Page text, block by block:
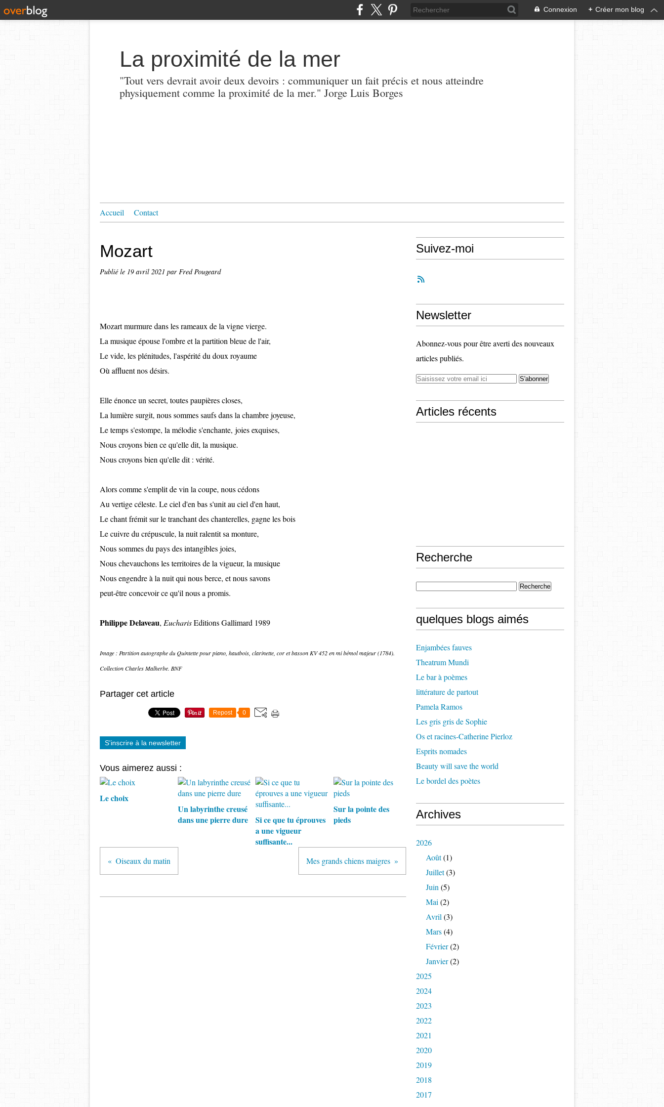
Connexion + Créer mon blog
La proximité de la mer
"Tout vers devrait avoir deux devoirs : communiquer un fait précis et nous atteindre
physiquement comme la proximité de la mer." Jorge Luis Borges
Accueil Contact
Mozart
Publié le 19 avril 2021 par Fred Pougeard
Mozart murmure dans les rameaux de la vigne vierge.
La musique épouse l'ombre et la partition bleue de l'air,
Le vide, les plénitudes, l'aspérité du doux royaume
Où affluent nos désirs.
Elle énonce un secret, toutes paupières closes,
La lumière surgit, nous sommes saufs dans la chambre joyeuse,
Le temps s'estompe, la mélodie s'enchante, joies exquises,
Nous croyons bien ce qu'elle dit, la musique.
Nous croyons bien qu'elle dit : vérité.
Alors comme s'emplit de vin la coupe, nous cédons
Au vertige céleste. Le ciel d'en bas s'unit au ciel d'en haut,
Le chant frémit sur le tranchant des chanterelles, gagne les bois
Le cuivre du crépuscule, la nuit ralentit sa monture,
Nous sommes du pays des intangibles joies,
Nous chevauchons les territoires de la vigueur, la musique
Nous engendre à la nuit qui nous berce, et nous savons
peut-être concevoir ce qu'il nous a promis.
Philippe Delaveau, EucharisEditions Gallimard 1989
Image : Partition autographe du Quintette pour piano, hautbois, clarinette, cor et basson KV 452 en mi bémol majeur (1784).
Collection Charles Malherbe. BNF
Partager cet article
Repost 0
S'inscrire à la newsletter
Vous aimerez aussi :
Le choix
Un labyrinthe creusé
dans une pierre dure
Si ce que tu éprouves
a une vigueur
suffisante...
Sur la pointe des
pieds
Oiseaux du matin Mes grands chiens maigres
Suivez-moi
Newsletter
Abonnez-vous pour être averti des nouveaux
articles publiés.
Articles récents
Recherche
quelques blogs aimés
Enjambées fauves
Theatrum Mundi
Le bar à poèmes
littérature de partout
Pamela Ramos
Les gris gris de Sophie
Os et racines-Catherine Pierloz
Esprits nomades
Beauty will save the world
Le bordel des poètes
Archives
2026
Août(1)
Juillet(3)
Juin (5)
Mai (2)
Avril (3)
Mars(4)
Février(2)
Janvier(2)
2025
2024
2023
2022
2021
2020
2019
2018
2017